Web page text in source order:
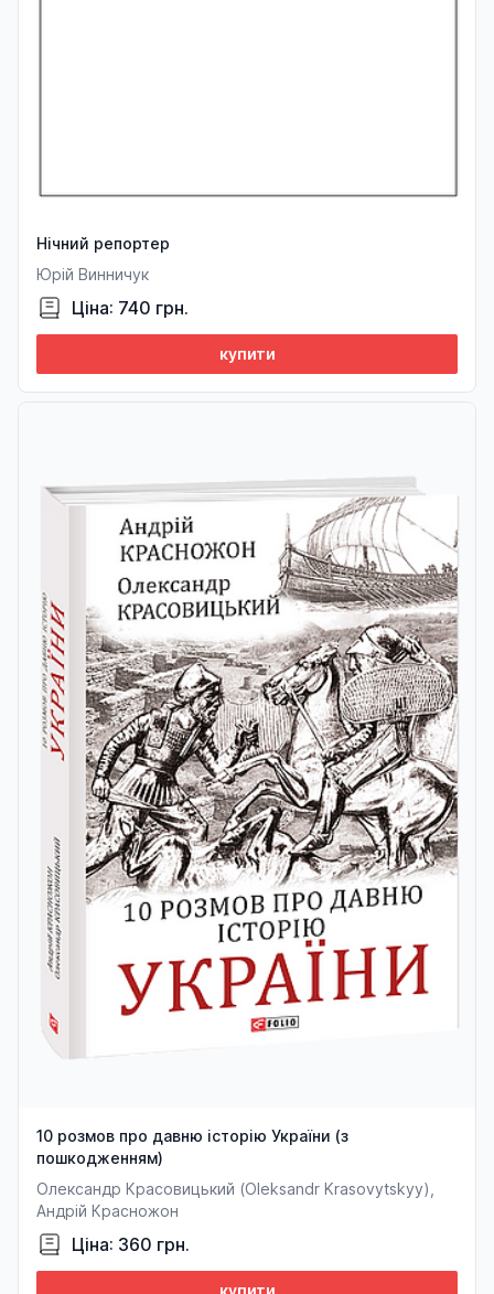
Нічний репортер
Юрій Винничук
Ціна: 740 грн.
купити
10 розмов про давню історію України (з
пошкодженням)
Олександр Красовицький (Oleksandr Krasovytskyy),
Андрій Красножон
Ціна: 360 грн.
купити